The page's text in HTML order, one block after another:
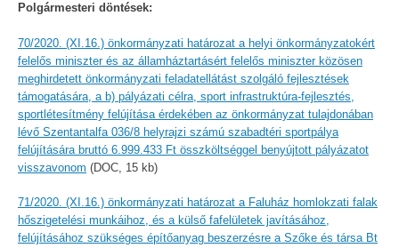
Polgármesteri döntések:
70/2020. (XI.16.) önkormányzati határozat a helyi önkormányzatokért
felelős miniszter és az államháztartásért felelős miniszter közösen
meghirdetett önkormányzati feladatellátást szolgáló fejlesztések
támogatására, a b) pályázati célra, sport infrastruktúra-fejlesztés,
sportlétesítmény felújítása érdekében az önkormányzat tulajdonában
lévő Szentantalfa 036/8 helyrajzi számú szabadtéri sportpálya
felújítására bruttó 6.999.433 Ft összköltséggel benyújtott pályázatot
visszavonom (DOC, 15 kb)
71/2020. (XI.16.) önkormányzati határozat a Faluház homlokzati falak
hőszigetelési munkáihoz, és a külső fafelületek javításához,
felújításához szükséges építőanyag beszerzésre a Szőke és társa Bt